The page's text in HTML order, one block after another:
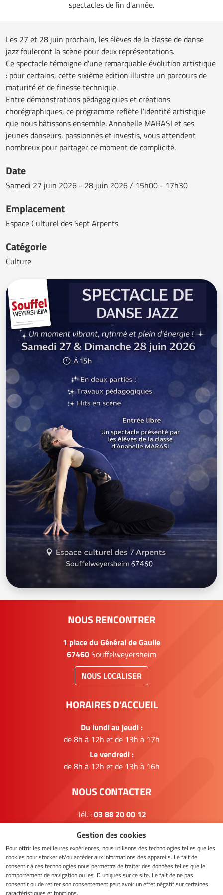
Gestion des cookies
Pour offrir les meilleures expériences, nous utilisons des technologies telles que les
cookies pour stocker et/ou accéder aux informations des appareils. Le fait de
consentir à ces technologies nous permettra de traiter des données telles que le
comportement de navigation ou les ID uniques sur ce site. Le fait de ne pas
consentir ou de retirer son consentement peut avoir un effet négatif sur certaines
caractéristiques et fonctions.
spectacles de fin d'année.
Les 27 et 28 juin prochain, les élèves de la classe de danse
jazz fouleront la scène pour deux représentations.
Ce spectacle témoigne d'une remarquable évolution artistique
: pour certains, cette sixième édition illustre un parcours de
maturité et de finesse technique.
Entre démonstrations pédagogiques et créations
chorégraphiques, ce programme reflète l’identité artistique
que nous bâtissons ensemble. Annabelle MARASI et ses
jeunes danseurs, passionnés et investis, vous attendent
nombreux pour partager ce moment de complicité.
Date
Samedi 27 juin 2026 - 28 juin 2026 / 15h00 - 17h30
Emplacement
Espace Culturel des Sept Arpents
Catégorie
Culture
NOUS RENCONTRER
1 place du Général de Gaulle
67460Souffelweyersheim
NOUS LOCALISER
HORAIRES D'ACCUEIL
Du lundi au jeudi :
de 8h à 12h et de 13h à 17h
Le vendredi :
de 8h à 12h et de 13h à 16h
NOUS CONTACTER
Tél. :03 88 20 00 12
Email :mairie@souffelweyersheim.fr
FORMULAIRE DE CONTACT
NOUS SUIVRE